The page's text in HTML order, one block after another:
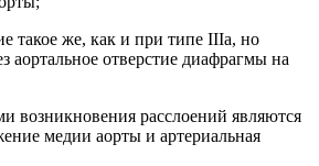
такое же, как и при типе IIIa, но
аортальное отверстие диафрагмы на
возникновения расслоений являются
медии аорты и артериальная